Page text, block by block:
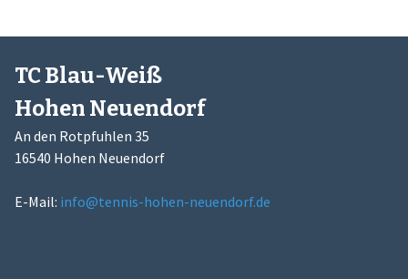
TC Blau-Weiß
Hohen Neuendorf
An den Rotpfuhlen 35
16540 Hohen Neuendorf
E-Mail: info@tennis-hohen-neuendorf.de